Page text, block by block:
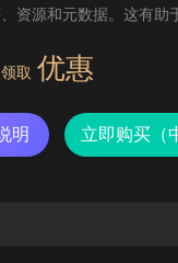
资源和元数据。这有助
取 优惠
明 立即购买（